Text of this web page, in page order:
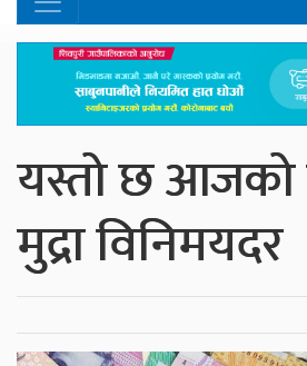
यस्तो छ आजको
मुद्रा विनिमयदर